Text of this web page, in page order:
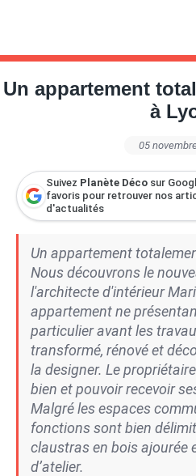
Un appartement
à
05
Suivez Planète Déco sur
favoris pour retrouver nos
d'actualités
Un appartement
Nous découvrons le
l'architecte d'intérieur
appartement ne
particulier avant les
transformé, rénové et
la designer. Le
bien et pouvoir recevoir
Malgré les espaces
fonctions sont bien
claustras en bois ajourée
d’atelier.